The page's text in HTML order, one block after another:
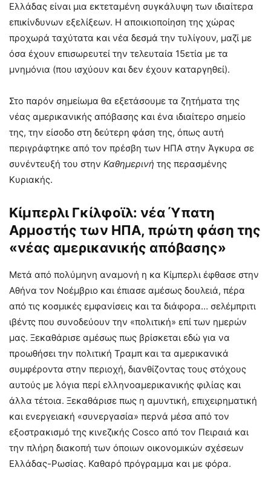
Ελλάδας είναι μια εκτεταμένη συγκάλυψη των ιδιαίτερα
επικίνδυνων εξελίξεων. Η αποικιοποίηση της χώρας
προχωρά ταχύτατα και νέα δεσμά την τυλίγουν, μαζί με
όσα έχουν επισωρευτεί την τελευταία 15ετία με τα
μνημόνια (που ισχύουν και δεν έχουν καταργηθεί).
Στο παρόν σημείωμα θα εξετάσουμε τα ζητήματα της
νέας αμερικανικής απόβασης και ένα ιδιαίτερο σημείο
της, την είσοδο στη δεύτερη φάση της, όπως αυτή
περιγράφτηκε από τον πρέσβη των ΗΠΑ στην Άγκυρα σε
συνέντευξή του στην Καθημερινή της περασμένης
Κυριακής.
Κίμπερλι Γκίλφοϊλ: νέα Ύπατη
Αρμοστής των ΗΠΑ, πρώτη φάση της
«νέας αμερικανικής απόβασης»
Μετά από πολύμηνη αναμονή η κα Κίμπερλι έφθασε στην
Αθήνα τον Νοέμβριο και έπιασε αμέσως δουλειά, πέρα
από τις κοσμικές εμφανίσεις και τα διάφορα… σελέμπριτι
ιβέντς που συνοδεύουν την «πολιτική» επί των ημερών
μας. Ξεκαθάρισε αμέσως πως βρίσκεται εδώ για να
προωθήσει την πολιτική Τραμπ και τα αμερικανικά
συμφέροντα στην περιοχή, διανθίζοντας τους στόχους
αυτούς με λόγια περί ελληνοαμερικανικής φιλίας και
άλλα τέτοια. Ξεκαθάρισε πως η αμυντική, επιχειρηματική
και ενεργειακή «συνεργασία» περνά μέσα από τον
εξοστρακισμό της κινεζικής Cosco από τον Πειραιά και
την πλήρη διακοπή των όποιων οικονομικών σχέσεων
Ελλάδας-Ρωσίας. Καθαρό πρόγραμμα και με φόρα.